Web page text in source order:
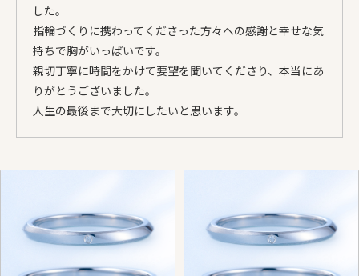
した。
指輪づくりに携わってくださった方々への感謝と幸せな気
持ちで胸がいっぱいです。
親切丁寧に時間をかけて要望を聞いてくださり、本当にあ
りがとうございました。
人生の最後まで大切にしたいと思います。